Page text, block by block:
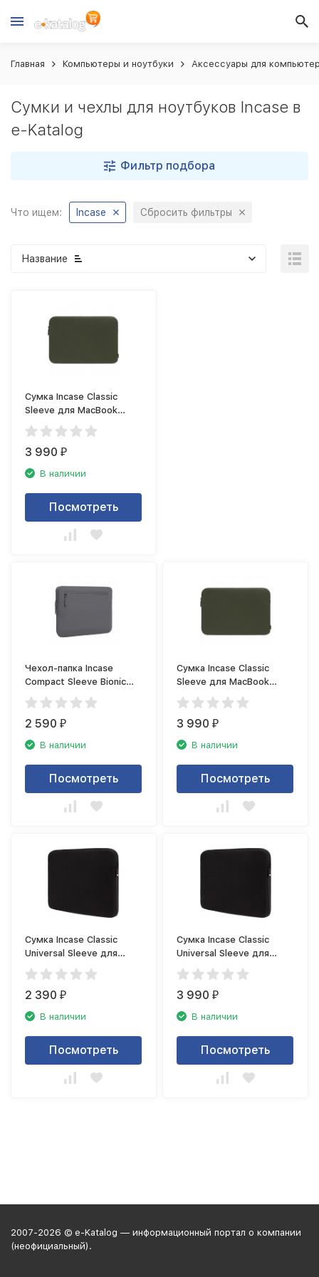
Главная Компьютеры и ноутбуки Аксессуары для
Сумки и чехлы для ноутбуков Incase в
e-Katalog
Фильтр подбора
Что ищем: Incase Сбросить фильтры
Название
Сумка Incase Classic
Sleeve для MacBook
Pro/MacBook Air
15&quot;, оливковый
3 990₽
В наличии
Посмотреть
Чехол-папка Incase
Compact Sleeve Bionic
Ripstop, серый
2 590₽
В наличии
Посмотреть
Сумка Incase Classic
Sleeve для MacBook
Pro/MacBook Air
13&quot;, оливковый
3 990₽
В наличии
Посмотреть
Сумка Incase Classic
Universal Sleeve для
MacBook Pro/MacBook Air
16&quot;, чёрный
2 390₽
В наличии
Посмотреть
Сумка Incase Classic
Universal Sleeve для
MacBook Pro/MacBook Air
13&quot;, чёрный
3 990₽
В наличии
Посмотреть
2007-2026 © e-Katalog — информационный портал о компании
(неофициальный).